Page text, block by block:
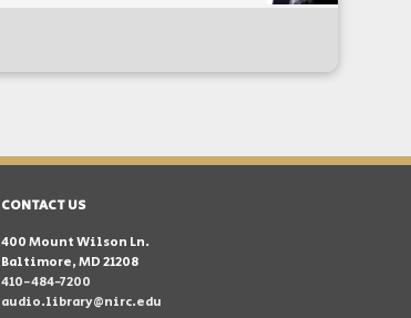
CONTACT US
400 Mount Wilson Ln.
Baltimore, MD 21208
410-484-7200
audio.library@nirc.edu